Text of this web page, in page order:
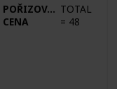
POŘIZOVACÍ
CENA
TOTAL
= 48